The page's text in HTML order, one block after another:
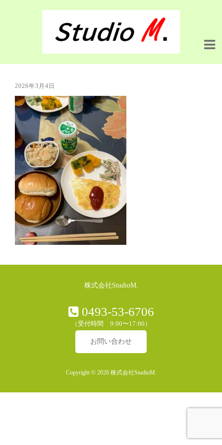
2026年3月4日
株式会社StudioM.
0493-53-6706
（受付時間 9:00〜17:00）
お問い合わせ
Copyright © 2026 株式会社StudioM.